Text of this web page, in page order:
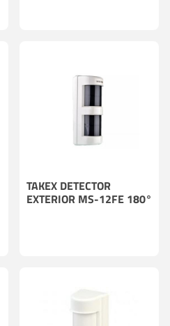
TAKEX DETECTOR
EXTERIOR MS-12FE 180°